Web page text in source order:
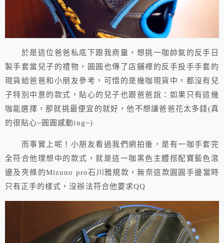
於是這位爸爸私底下跟我商量，想挑一咖帥氣的反手日
製手套當兒子的禮物，圓圓也傳了店舖裡的反手投手手套的
現貨給爸爸和小朋友參考，可惜的是幾咖現貨中，都沒有兒
子特別中意的款式，貼心的兒子也跟爸爸說：如果只有這幾
咖能選擇，那就挑最便宜的就好，他不想讓爸爸花太多錢(真
的很貼心~圓圓感動ing~)
而事實上呢！小朋友看過我們網拍後，是有一咖手套完
全符合他理想中的款式，就是這一咖黑色主體搭配寶藍色滾
邊及夾條的Mizuno pro石川雅規款，無奈這款圓圓手邊當時
只有正手的樣式，沒辦法符合他要求QQ